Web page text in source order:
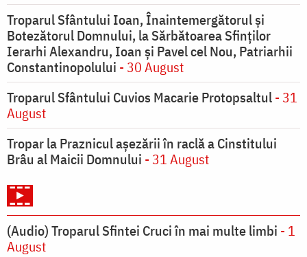
Troparul Sfântului Ioan, Înaintemergătorul şi
Botezătorul Domnului, la Sărbătoarea Sfinţilor
Ierarhi Alexandru, Ioan şi Pavel cel Nou, Patriarhii
Constantinopolului - 30 August
Troparul Sfântului Cuvios Macarie Protopsaltul- 31
August
Tropar la Praznicul aşezării în raclă a Cinstitului
Brâu al Maicii Domnului - 31 August
(Audio) Troparul Sfintei Cruci în mai multe limbi - 1
August